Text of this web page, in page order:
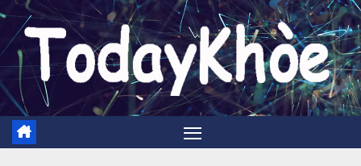
Skip
content